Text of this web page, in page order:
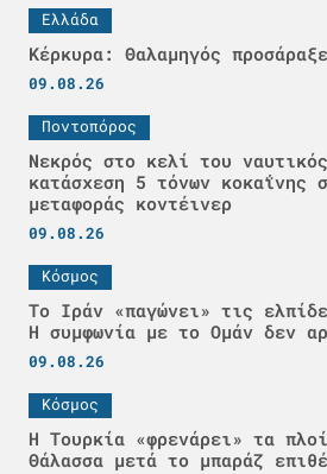
Ελλάδα
Κέρκυρα: Θαλαμηγός
09.08.26
Ποντοπόρος
Νεκρός στο κελί του
κατάσχεση 5 τόνων κοκαΐνης
μεταφοράς κοντέινερ
09.08.26
Κόσμος
Το Ιράν «παγώνει» τις
Η συμφωνία με το Ομάν δεν
09.08.26
Κόσμος
Η Τουρκία «φρενάρει» τα
Θάλασσα μετά το μπαράζ